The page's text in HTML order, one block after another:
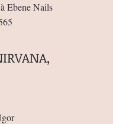
Ebene Nails